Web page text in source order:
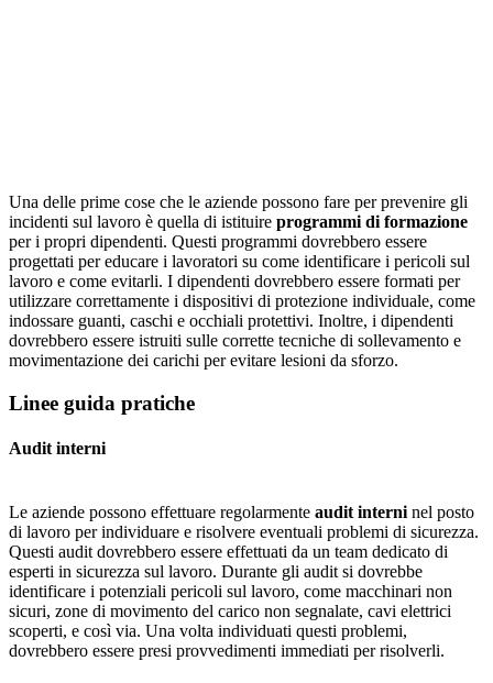
Una delle prime cose che le aziende possono fare per prevenire gli
incidenti sul lavoro è quella di istituire programmi di formazione
per i propri dipendenti. Questi programmi dovrebbero essere
progettati per educare i lavoratori su come identificare i pericoli sul
lavoro e come evitarli. I dipendenti dovrebbero essere formati per
utilizzare correttamente i dispositivi di protezione individuale, come
indossare guanti, caschi e occhiali protettivi. Inoltre, i dipendenti
dovrebbero essere istruiti sulle corrette tecniche di sollevamento e
movimentazione dei carichi per evitare lesioni da sforzo.
Linee guida pratiche
Audit interni
Le aziende possono effettuare regolarmente audit interni nel posto
di lavoro per individuare e risolvere eventuali problemi di sicurezza.
Questi audit dovrebbero essere effettuati da un team dedicato di
esperti in sicurezza sul lavoro. Durante gli audit si dovrebbe
identificare i potenziali pericoli sul lavoro, come macchinari non
sicuri, zone di movimento del carico non segnalate, cavi elettrici
scoperti, e così via. Una volta individuati questi problemi,
dovrebbero essere presi provvedimenti immediati per risolverli.